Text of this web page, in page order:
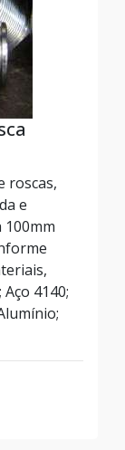
roscas,
e
100mm
4140;